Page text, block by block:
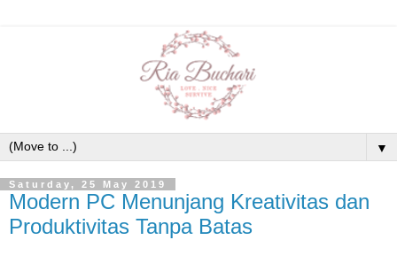
▼
Saturday, 25 May 2019
Modern PC Menunjang Kreativitas dan
Produktivitas Tanpa Batas